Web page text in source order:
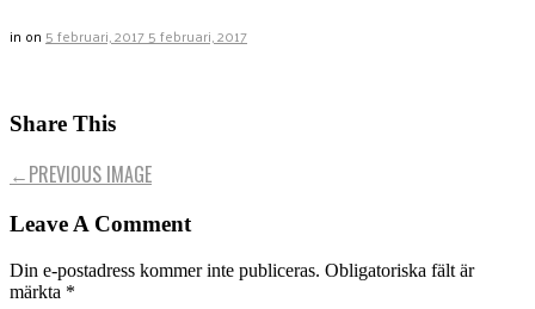
in on 5 februari, 20175 februari, 2017
Share This
←PREVIOUS IMAGE
Leave A Comment
Din e-postadress kommer inte publiceras. Obligatoriska fält är
märkta *